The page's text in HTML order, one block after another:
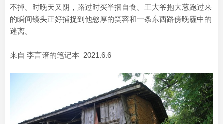
不掉。时晚天又阴，路过时买半捆自食。王大爷抱大葱跑过来
的瞬间镜头正好捕捉到他憨厚的笑容和一条东西路傍晚霾中的
迷离。
来自 李言谙的笔记本 2021.6.6